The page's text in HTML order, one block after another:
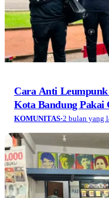
Cara Anti Leumpunk
Kota Bandung Pakai
KOMUNITAS·2 bulan yang